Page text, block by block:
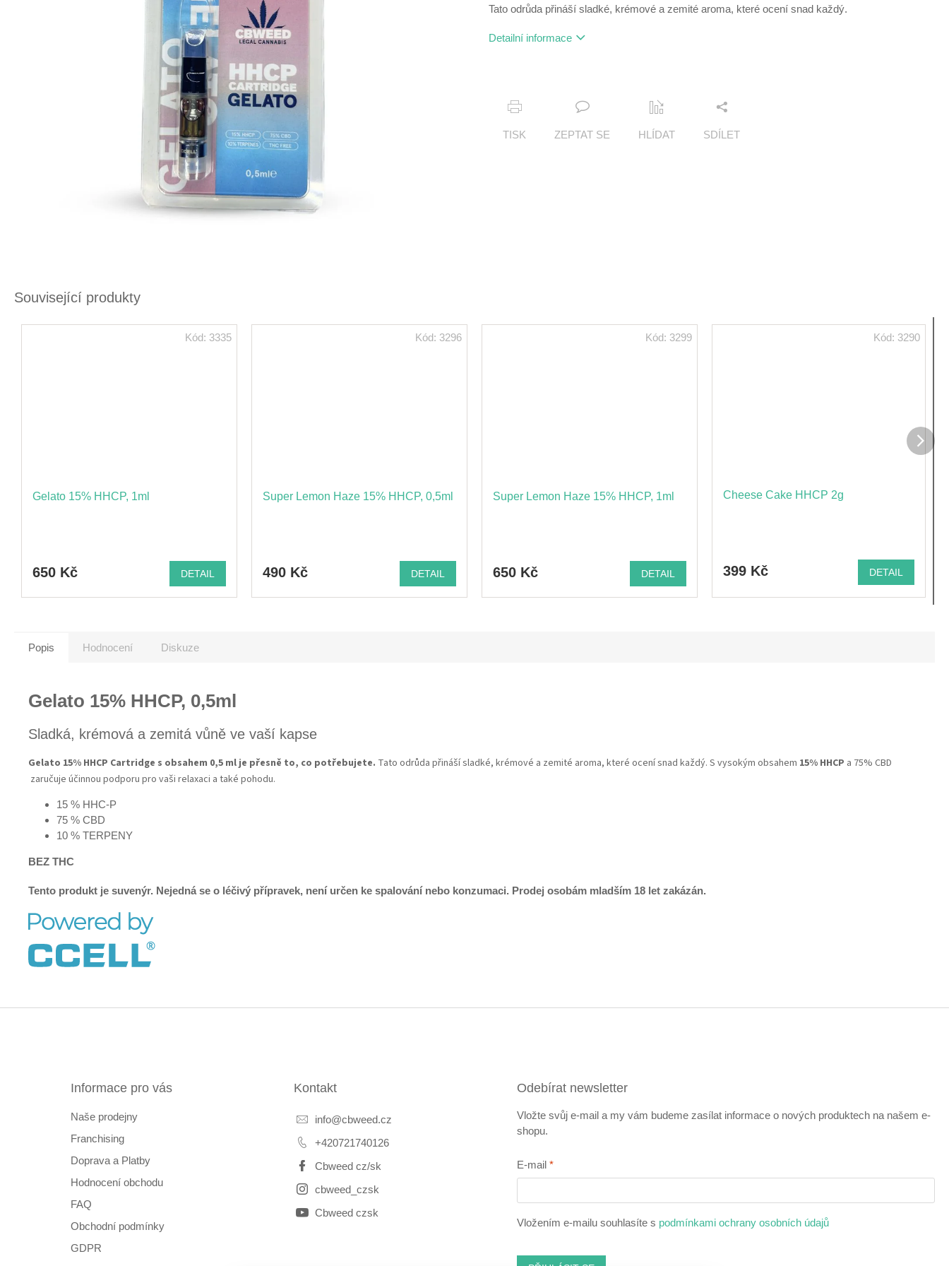
Tato odrůda přináší sladké, krémové a zemité aroma, které ocení snad každý.
Detailní informace
TISK ZEPTAT SE HLÍDAT SDÍLET
Související produkty
Gelato 15% HHCP, 1ml
650 Kč DETAIL
Kód: 3335
Super Lemon Haze 15% HHCP, 0,5ml
490 Kč DETAIL
Kód: 3296
Super Lemon Haze 15% HHCP, 1ml
650 Kč DETAIL
Kód: 3299
Cheese Cake HHCP 2g
399 Kč DETAIL
Kód: 3290
Popis Hodnocení Diskuze
Gelato 15% HHCP, 0,5ml
Sladká, krémová a zemitá vůně ve vaší kapse
Gelato 15% HHCP Cartridge s obsahem 0,5 ml je přesně to, co potřebujete. Tato odrůda přináší sladké, krémové a zemité aroma, které ocení snad každý. S vysokým obsahem 15% HHCP a 75% CBD
zaručuje účinnou podporu pro vaši relaxaci a také pohodu.
15 % HHC-P
75 % CBD
10 % TERPENY
BEZ THC
Tento produkt je suvenýr. Nejedná se o léčivý přípravek, není určen ke spalování nebo konzumaci. Prodej osobám mladším 18 let zakázán.
Informace pro vás
Naše prodejny
Franchising
Doprava a Platby
Hodnocení obchodu
FAQ
Obchodní podmínky
GDPR
Kontakt
info@cbweed.cz
+420721740126
Cbweed cz/sk
cbweed_czsk
Cbweed czsk
Odebírat newsletter
Vložte svůj e-mail a my vám budeme zasílat informace o nových produktech na našem e-
shopu.
E-mail
Vložením e-mailu souhlasíte s podmínkami ochrany osobních údajů